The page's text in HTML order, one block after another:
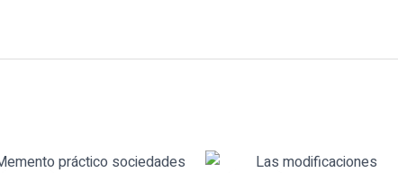
El
El
El
El